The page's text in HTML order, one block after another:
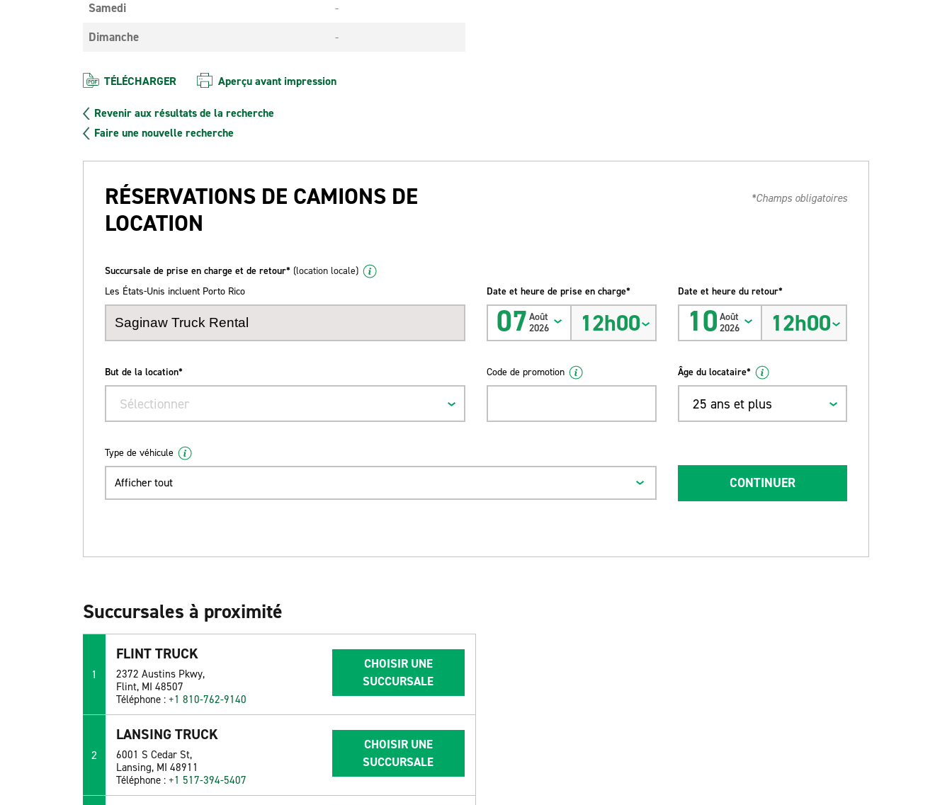
Samedi
-
Dimanche
-
TÉLÉCHARGER Aperçu avant impression
Revenir aux résultats de la recherche
Faire une nouvelle recherche
RÉSERVATIONS DE CAMIONS DE
LOCATION
*Champs obligatoires
Succursale de prise en charge et de retour* (location locale)
Les États-Unis incluent Porto Rico
Date et heure de prise en charge*
07 Août
2026
12h00
Date et heure du retour*
10 Août
2026
12h00
But de la location*
Sélectionner
Code de promotion Âge du locataire*
25 ans et plus
Type de véhicule
Afficher tout CONTINUER
Succursales à proximité
1
FLINT TRUCK
2372 Austins Pkwy,
Flint, MI 48507
Téléphone :+1 810-762-9140
CHOISIR UNE
SUCCURSALE
2
LANSING TRUCK
6001 S Cedar St,
Lansing, MI 48911
Téléphone :+1 517-394-5407
CHOISIR UNE
SUCCURSALE